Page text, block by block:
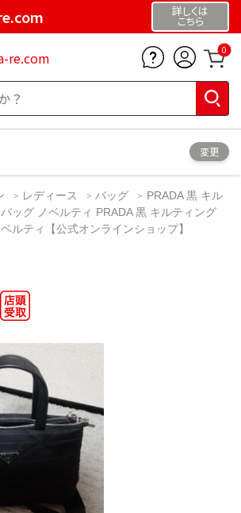
詳しくは
こちら
re.com 0
変更
レディース バッグ
PRADA 黒 キル
ッグ ノベルティ PRADA 黒 キルティング
ルティ【公式オンラインショップ】